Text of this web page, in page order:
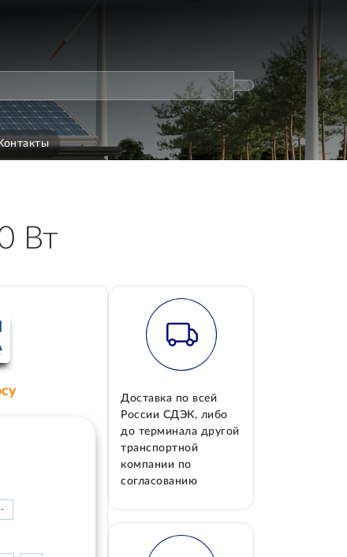
Вт
-
Доставка по всей
России СДЭК, либо
до терминала другой
транспортной
компании по
согласованию